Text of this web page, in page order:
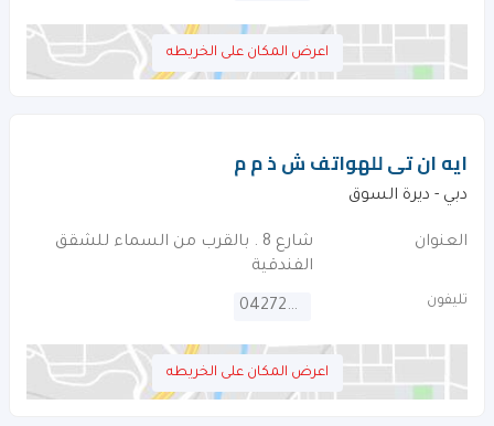
اعرض المكان على الخريطه
ايه ان تى للهواتف ش ذ م م
دبي - ديرة السوق
العنوان
شارع 8 . بالقرب من السماء للشقق
الفندقية
تليفون 042728272
اعرض المكان على الخريطه